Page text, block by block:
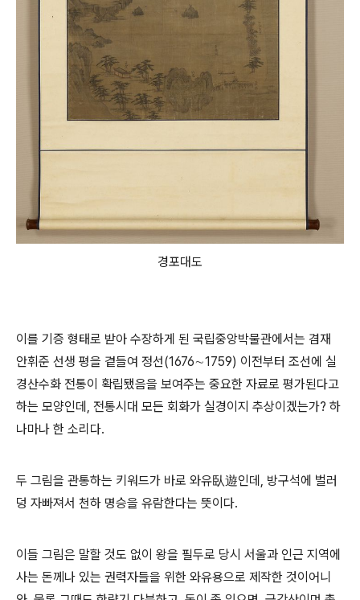
경포대도
이를 기증 형태로 받아 수장하게 된 국립중앙박물관에서는 겸재
안휘준 선생 평을 곁들여 정선(1676∼1759) 이전부터 조선에 실
경산수화 전통이 확립됐음을 보여주는 중요한 자료로 평가된다고
하는 모양인데, 전통시대 모든 회화가 실경이지 추상이겠는가? 하
나마나 한 소리다.
두 그림을 관통하는 키워드가 바로 와유臥遊인데, 방구석에 벌러
덩 자빠져서 천하 명승을 유람한다는 뜻이다.
이들 그림은 말할 것도 없이 왕을 필두로 당시 서울과 인근 지역에
사는 돈께나 있는 권력자들을 위한 와유용으로 제작한 것이어니